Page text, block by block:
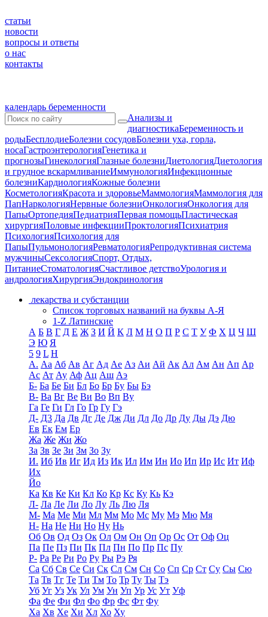
статьи
новости
вопросы и ответы
о нас
контакты
календарь беременности
Анализы и
диагностикаБеременность и
родыБесплодиеБолезни сосудовБолезни уха, горла,
носаГастроэнтерологияГенетика и
прогнозыГинекологияГлазные болезниДиетологияДиетология
и грудное вскармливаниеИммунологияИнфекционные
болезниКардиологияКожные болезни
КосметологияКрасота и здоровьеМаммологияМаммология для
ПапНаркологияНервные болезниОнкологияОнкология для
ПапыОртопедияПедиатрияПервая помощьПластическая
хирургияПоловые инфекцииПроктологияПсихиатрия
ПсихологияПсихология для
ПапыПульмонологияРевматологияРепродуктивная система
мужчиныСексологияСпорт, Отдых,
ПитаниеСтоматологияСчастливое детствоУрология и
андрологияХирургияЭндокринология
лекарства и субстанции
Список торговых названий на буквы А-Я
1-Z Латинские
А Б В Г Д Е Ж З И Й К Л М Н О П Р С Т У Ф Х Ц Ч Ш
Э Ю Я
5 9 L H
А. Аа Аб Ав Аг Ад Ае Аз Аи Ай Ак Ал Ам Ан Ап Ар
Ас Ат Ау Аф Ац Аш Аэ
Б- Ба Бе Би Бл Бо Бр Бу Бы Бэ
В- Ва Вг Ве Ви Во Вп Ву
Га Ге Ги Гл Го Гр Гу Гэ
Д- Д3 Да Дв Дг Де Дж Ди Дл До Др Ду Ды Дэ Дю
Ев Ек Ем Ер
Жа Же Жи Жо
За Зв Зе Зи Зм Зо Зу
И. Иб Ив Иг Ид Из Ик Ил Им Ин Ио Ип Ир Ис Ит Иф
Их
Йо
Ка Кв Ке Ки Кл Ко Кр Кс Ку Кь Кэ
Л- Ла Ле Ли Ло Лу Ль Лю Ля
М- Ма Ме Ми Мл Мм Мо Мс Му Мэ Мю Мя
Н- На Не Ни Но Ну Нь
Об Ов Од Оз Ок Ол Ом Он Оп Ор Ос От Оф Оц
Па Пе Пз Пи Пк Пл Пн По Пр Пс Пу
Р- Ра Ре Ри Ро Ру Ры Рэ Ря
Са Сб Св Се Си Ск Сл См Сн Со Сп Ср Ст Су Сы Сю
Та Тв Тг Те Ти Тм То Тр Ту Ты Тэ
Уб Уг Уз Ук Ул Ум Ун Уп Ур Ус Ут Уф
Фа Фе Фи Фл Фо Фр Фс Фт Фу
Ха Хв Хе Хи Хл Хо Ху